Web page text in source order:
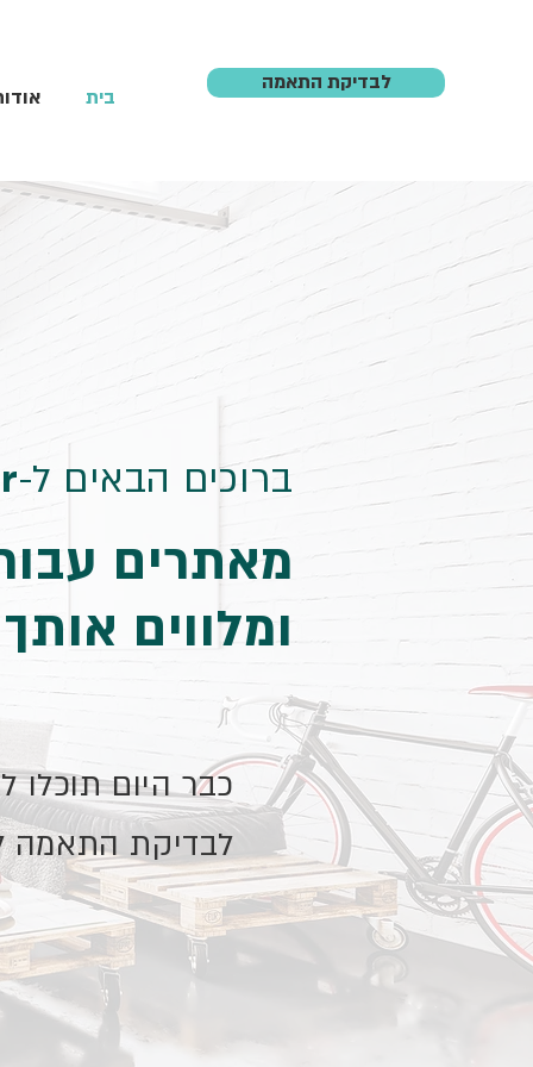
בית
לבדיקת התאמה
ברוכים הבאים ל-
מאתרים
ומלווים
כבר היום תוכלו
לבדיקת התאמה